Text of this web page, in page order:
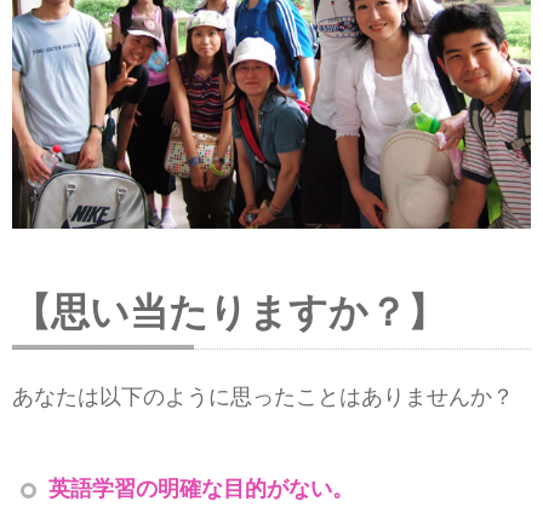
【思い当たりますか？】
あなたは以下のように思ったことはありませんか？
英語学習の明確な目的がない。